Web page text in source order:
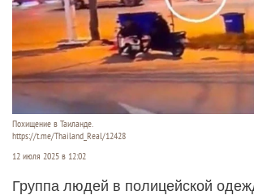
Похищение в Таиланде.
https://t.me/Thailand_Real/12428
12 июля 2025 в 12:02
Группа людей в полицейской